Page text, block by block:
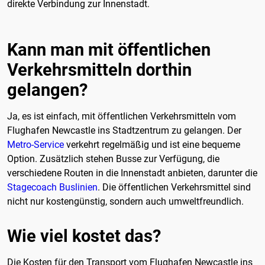
direkte Verbindung zur Innenstadt.
Kann man mit öffentlichen
Verkehrsmitteln dorthin
gelangen?
Ja, es ist einfach, mit öffentlichen Verkehrsmitteln vom
Flughafen Newcastle ins Stadtzentrum zu gelangen. Der
Metro-Service verkehrt regelmäßig und ist eine bequeme
Option. Zusätzlich stehen Busse zur Verfügung, die
verschiedene Routen in die Innenstadt anbieten, darunter die
Stagecoach Buslinien. Die öffentlichen Verkehrsmittel sind
nicht nur kostengünstig, sondern auch umweltfreundlich.
Wie viel kostet das?
Die Kosten für den Transport vom Flughafen Newcastle ins